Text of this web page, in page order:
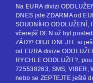
Na EURA divizi
DNES jste ZDARMA od
SOUDNÍHO ODDLUŽENÍ,
včerejší DEN už byl
ZÁDY! OBJEDNEJTE si
od EURA divize
RYCHLE ODDLUŽIT?,
725538263, SMS, VIBER,
nebo se ZEPTEJTE ještě